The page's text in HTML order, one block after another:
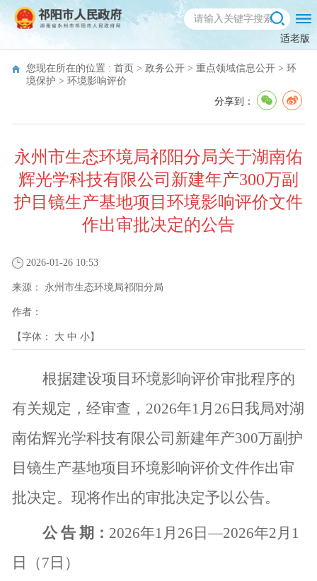
适老版
您现在所在的位置 : 首页 > 政务公开 > 重点领域信息公开 > 环
境保护 > 环境影响评价
分享到：
永州市生态环境局祁阳分局关于湖南佑
辉光学科技有限公司新建年产300万副
护目镜生产基地项目环境影响评价文件
作出审批决定的公告
2026-01-26 10:53
来源： 永州市生态环境局祁阳分局
作者：
【字体： 大 中 小】
根据建设项目环境影响评价审批程序的
有关规定，经审查， 2026年1 月 26 日我局对湖
南佑辉光学科技有限公司新建年产300万副护
目镜生产基地项目环境影响评价文件作出审
批决定。现将作出的审批决定予以公告。
公 告 期： 2026年1 月 26 日—2026年2月 1
日（7 日）